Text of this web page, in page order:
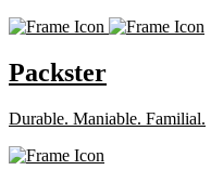
Packster
Durable. Maniable. Familial.